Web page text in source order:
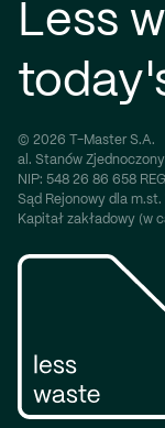
Less
© 2026 T-Master S.A.
al. Stanów
NIP: 548 26 86 658
Sąd Rejonowy dla m.st.
Kapitał zakładowy (w